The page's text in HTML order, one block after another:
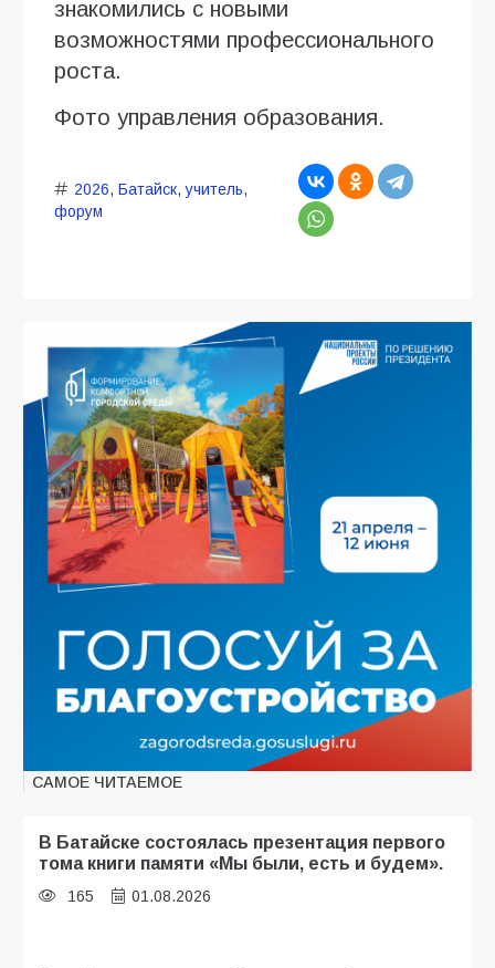
знакомились с новыми
возможностями профессионального
роста.
Фото управления образования.
2026, Батайск,учитель,
форум
САМОЕ ЧИТАЕМОЕ
В Батайске состоялась презентация первого
тома книги памяти «Мы были, есть и будем».
165 01.08.2026